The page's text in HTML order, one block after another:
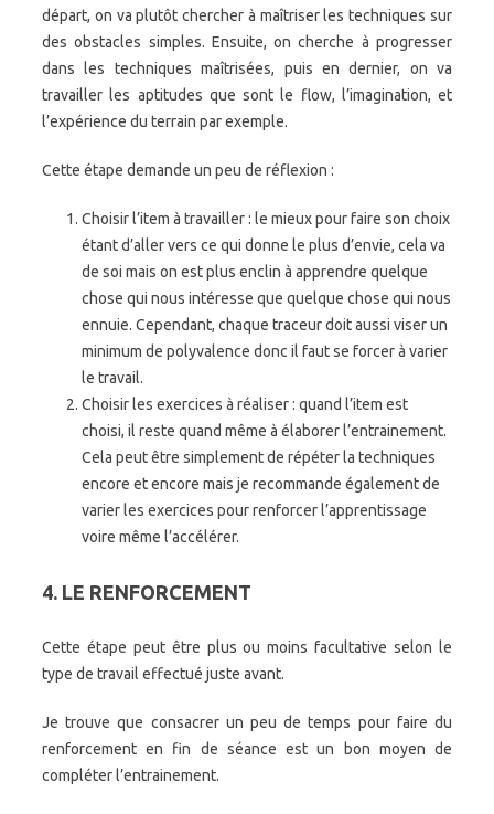
départ, on va plutôt chercher à maîtriser les techniques sur
des obstacles simples. Ensuite, on cherche à progresser
dans les techniques maîtrisées, puis en dernier, on va
travailler les aptitudes que sont le flow, l’imagination, et
l’expérience du terrain par exemple.
Cette étape demande un peu de réflexion :
Choisir l’item à travailler : le mieux pour faire son choix
étant d’aller vers ce qui donne le plus d’envie, cela va
de soi mais on est plus enclin à apprendre quelque
chose qui nous intéresse que quelque chose qui nous
ennuie. Cependant, chaque traceur doit aussi viser un
minimum de polyvalence donc il faut se forcer à varier
le travail.
Choisir les exercices à réaliser : quand l’item est
choisi, il reste quand même à élaborer l’entrainement.
Cela peut être simplement de répéter la techniques
encore et encore mais je recommande également de
varier les exercices pour renforcer l’apprentissage
voire même l’accélérer.
4. LE RENFORCEMENT
Cette étape peut être plus ou moins facultative selon le
type de travail effectué juste avant.
Je trouve que consacrer un peu de temps pour faire du
renforcement en fin de séance est un bon moyen de
compléter l’entrainement.